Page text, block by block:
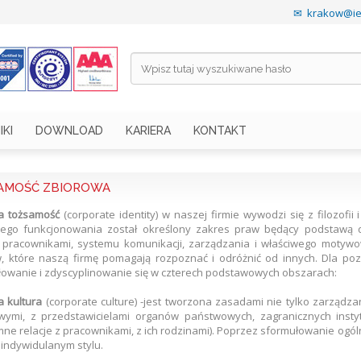
✉
DOWNLOAD KARIERA KONTAKT
ZBIOROWA
tożsamość(corporate identity) w naszej firmie wywodzi się z filozofii
funkcjonowania został określony zakres praw będący
systemu komunikacji, zarządzania i właściwego
które naszą firmę pomagają rozpoznać i odróżnić od innych. Dla
i zdyscyplinowanie się w czterech podstawowych obszarach:
kultura (corporate culture) -jest tworzona zasadami nie tylko
z przedstawicielami organów państwowych, zagranicznych
relacje z pracownikami, z ich rodzinami). Poprzez sformułowanie
stylu.